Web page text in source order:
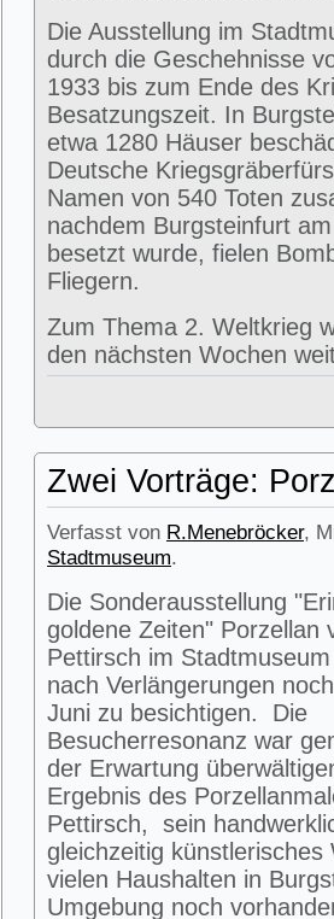
Die Ausstellung im
durch die Geschehnisse
1933 bis zum Ende des
Besatzungszeit. In
etwa 1280 Häuser
Deutsche
Namen von 540 Toten
nachdem Burgsteinfurt
besetzt wurde, fielen
Fliegern.
Zum Thema 2. Weltkrieg
den nächsten Wochen
Zwei Vorträge:
Verfasst von R.Menebröcker,
Stadtmuseum.
Die Sonderausstellung
goldene Zeiten" Porzellan
Pettirsch im
nach Verlängerungen
Juni zu besichtigen. Die
Besucherresonanz war
der Erwartung
Ergebnis des
Pettirsch, sein
gleichzeitig künstlerisches
vielen Haushalten in
Umgebung noch